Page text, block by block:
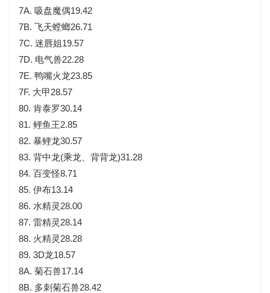
7A. 吸盘魔偶19.42
7B. 飞天螳螂26.71
7C. 迷唇姐19.57
7D. 电气兽22.28
7E. 鸭嘴火龙23.85
7F. 大甲28.57
80. 肯泰罗30.14
81. 鲤鱼王2.85
82. 暴鲤龙30.57
83. 背中龙(乘龙、背背龙)31.28
84. 百变怪8.71
85. 伊布13.14
86. 水精灵28.00
87. 雷精灵28.14
88. 火精灵28.28
89. 3D龙18.57
8A. 菊石兽17.14
8B. 多刺菊石兽28.42